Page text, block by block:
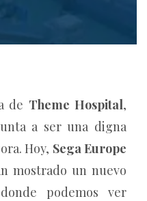
de Theme Hospital,
a ser una digna
Hoy, Sega Europe
mostrado un nuevo
podemos ver